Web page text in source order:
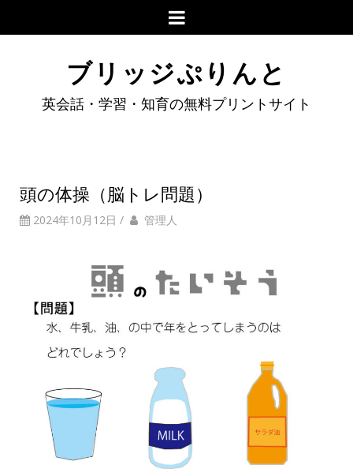
ブリッジぷりんと
英会話・学習・知育の無料プリントサイト
頭の体操（脳トレ問題）
2024年10月12日 / 管理人